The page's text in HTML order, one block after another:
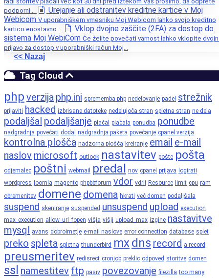
podporni...
Urejanje ali odstranitev kreditne kartice v Moj
Webicom V uporabniškem vmesniku Moj Webicom lahko svojo kreditno
kartico enostavno...
Vklop dvojne zaščite (2FA) za dostop do
sistema Moj WebiCom Če želite povečati varnost lahko vklopite
prijavo za dostop v uporabniški račun Moj...
<< Nazaj
Tag Cloud
php verzija php.ini sprememba php nedelovanje padel strežnik
prijaviti hacked izbrisane datoteke nedelujoča stran spletna stran ne dela
podaljšal podaljšanje plačal plačala ponudba ponudbe
nadgradnja povečati dodal nadgradnja paketa povečanje cpanel verzija
kontrolna plošča nadzorna plošča kreiranje email e-mail
naslov microsoft outlook nastavitev pošte pošta
odjemalec poštni webmail predal nov cpanel prijava
logirati
wordpress joomla magento phpbbforum vdor vdrli Resource limit cpu ram
obremenitev domene domena hkrati več domen podaljšala
suspend skeniranje suspended unsuspend upload execution
max_execution allow_url_fopen višja višji upload_max izgine nastavitve
mysql avans dobroimetje e-mail naslove error connection database splet
preko spleta spletna thunderbird mx dns record a record
preusmeritev redisrect cronjob preklic odpoved storitve domen
ssl namestitev ftp pasiv povezovanje filezilla too many